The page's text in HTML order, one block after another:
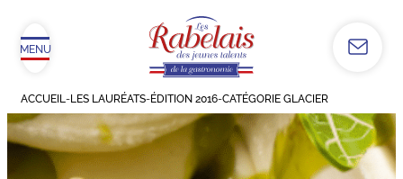
MENU
ACCUEIL-LES LAURÉATS-ÉDITION 2016-CATÉGORIE GLACIER